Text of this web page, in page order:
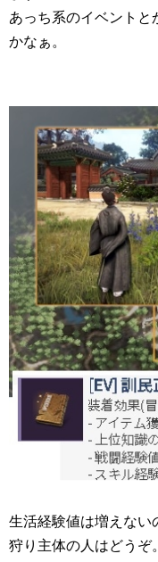
あっち系のイベントと
かなぁ。
生活経験値は増えない
狩り主体の人はどうぞ。